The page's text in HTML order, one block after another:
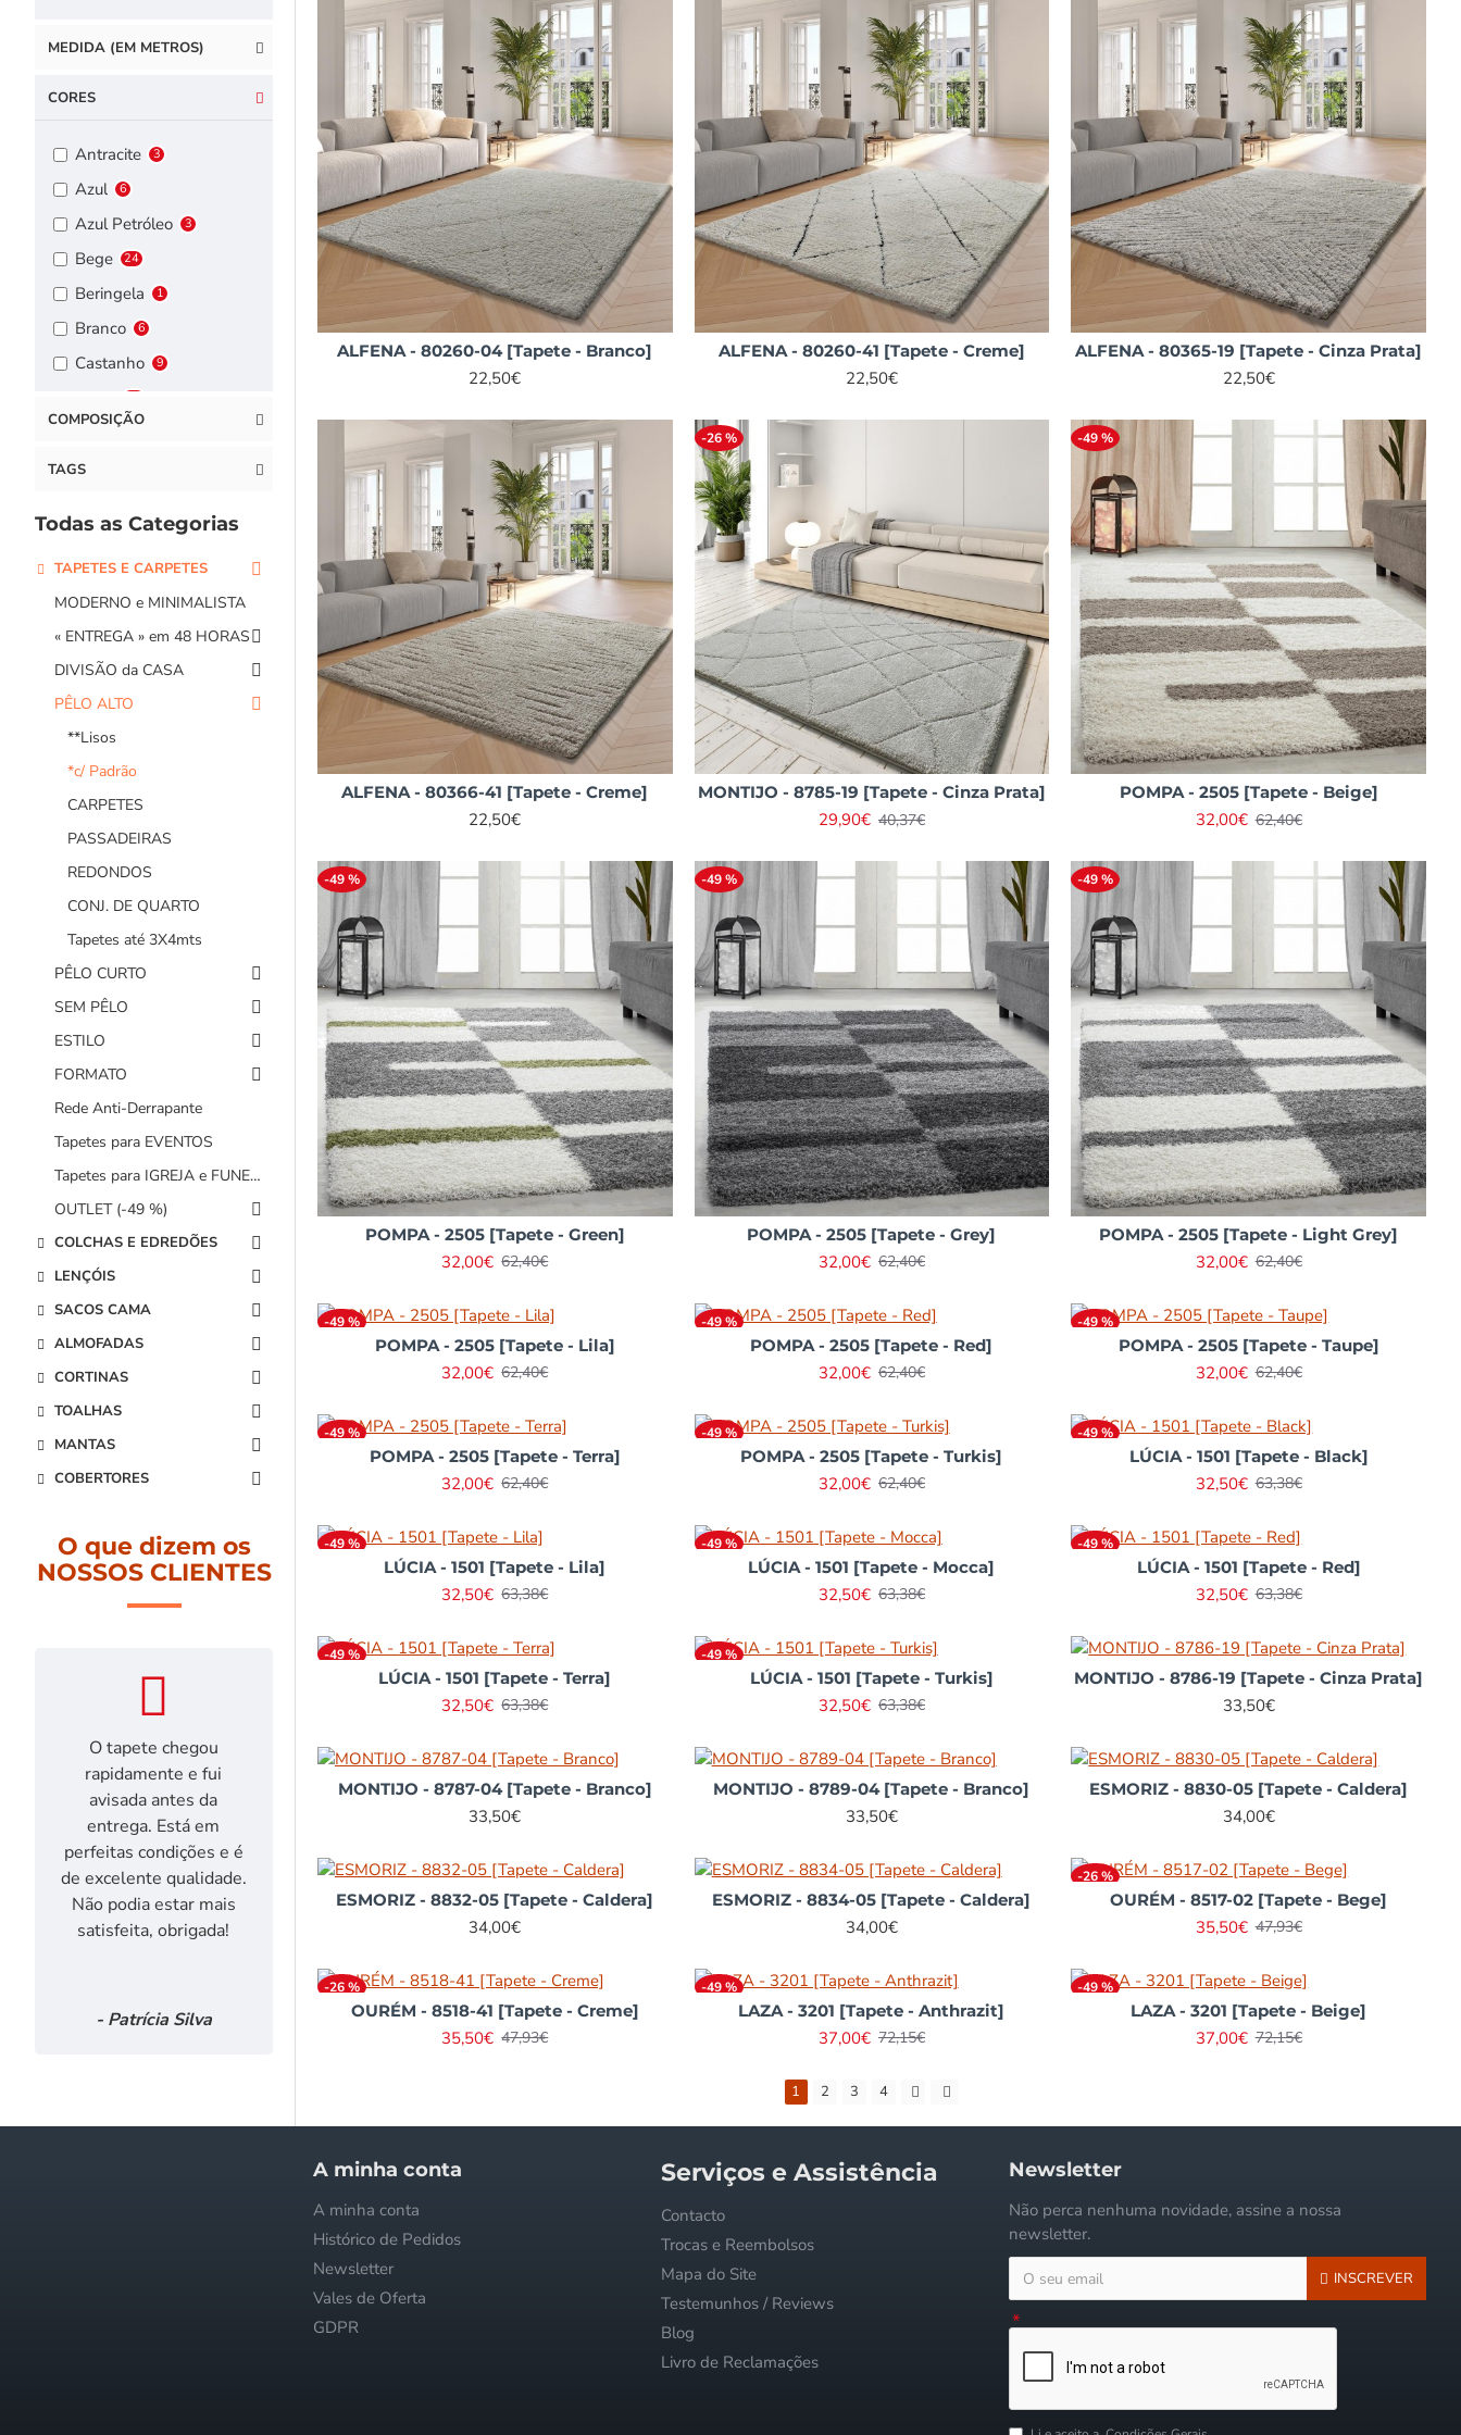
MEDIDA (EM METROS)
CORES
Antracite 3
Azul 6
Azul Petróleo 3
Bege 24
Beringela 1
Branco 6
Castanho 9
Cinza Escuro
Cinza Prata
Laranja 2
Lilás 3
Marfim 3
Mel 1
Multi-Cor 7
Natural
Preto
Rosa 2
Taupe 4
Terra
Verde
COMPOSIÇÃO
TAGS
Todas as Categorias
TAPETES E CARPETES
MODERNO e MINIMALISTA
« ENTREGA » em 48 HORAS
DIVISÃO da CASA
PÊLO ALTO
**Lisos
*c/ Padrão
CARPETES
PASSADEIRAS
REDONDOS
CONJ. DE QUARTO
Tapetes até 3X4mts
PÊLO CURTO
SEM PÊLO
ESTILO
FORMATO
Rede Anti-Derrapante
Tapetes para EVENTOS
Tapetes para IGREJA e FUNERÁRIAS
OUTLET (-49 %)
COLCHAS E EDREDÕES
LENÇÓIS
SACOS CAMA
ALMOFADAS
CORTINAS
TOALHAS
MANTAS
COBERTORES
O que dizem os
NOSSOS CLIENTES
O tapete chegou
rapidamente e fui
avisada antes da
entrega. Está em
perfeitas condições e é
de excelente qualidade.
Não podia estar mais
satisfeita, obrigada!
- Patrícia Silva
Foi a primeira compra
que vos fiz. Rapidez na
entrega (3 dias).
Excelente relação
muito. Obrigada.
- Isabel Pinto
Fiquei muito agradado
com a rapidez com que
resolveu a minha
Óptimo serviço pós
venda.
- Jorge Correia
Primeira compra e.... 5
estrelas. Edredon ainda
mais bonito do que as
qualquer problema em
fazer novas compras.
Demorou algum tempo
O tapete que
encomendei é muito
bonito, superou as
minhas expectativas e
condições. Rapidez e
seriedade. Recomendo!
- Mariana Nogueira
ALFENA - 80260-04 [Tapete - Branco]
22,50€
ALFENA - 80260-41 [Tapete - Creme]
22,50€
ALFENA - 80365-19 [Tapete - Cinza Prata]
22,50€
ALFENA - 80366-41 [Tapete - Creme]
22,50€
-26 %
MONTIJO - 8785-19 [Tapete - Cinza Prata]
29,90€ 40,37€
-49 %
POMPA - 2505 [Tapete - Beige]
32,00€ 62,40€
-49 %
POMPA - 2505 [Tapete - Green]
32,00€ 62,40€
-49 %
POMPA - 2505 [Tapete - Grey]
32,00€ 62,40€
-49 %
POMPA - 2505 [Tapete - Light Grey]
32,00€ 62,40€
-49 %
POMPA - 2505 [Tapete - Lila]
32,00€ 62,40€
-49 %
POMPA - 2505 [Tapete - Red]
32,00€ 62,40€
-49 %
POMPA - 2505 [Tapete - Taupe]
32,00€ 62,40€
-49 %
POMPA - 2505 [Tapete - Terra]
32,00€ 62,40€
-49 %
POMPA - 2505 [Tapete - Turkis]
32,00€ 62,40€
-49 %
LÚCIA - 1501 [Tapete - Black]
32,50€ 63,38€
-49 %
LÚCIA - 1501 [Tapete - Lila]
32,50€ 63,38€
-49 %
LÚCIA - 1501 [Tapete - Mocca]
32,50€ 63,38€
-49 %
LÚCIA - 1501 [Tapete - Red]
32,50€ 63,38€
-49 %
LÚCIA - 1501 [Tapete - Terra]
32,50€ 63,38€
-49 %
LÚCIA - 1501 [Tapete - Turkis]
32,50€ 63,38€
MONTIJO - 8786-19 [Tapete - Cinza Prata]
33,50€
MONTIJO - 8787-04 [Tapete - Branco]
33,50€
MONTIJO - 8789-04 [Tapete - Branco]
33,50€
ESMORIZ - 8830-05 [Tapete - Caldera]
34,00€
ESMORIZ - 8832-05 [Tapete - Caldera]
34,00€
ESMORIZ - 8834-05 [Tapete - Caldera]
34,00€
-26 %
OURÉM - 8517-02 [Tapete - Bege]
35,50€ 47,93€
-26 %
OURÉM - 8518-41 [Tapete - Creme]
35,50€ 47,93€
-49 %
LAZA - 3201 [Tapete - Anthrazit]
37,00€ 72,15€
-49 %
LAZA - 3201 [Tapete - Beige]
37,00€ 72,15€
1 2 3 4
A minha conta
A minha conta
Histórico de Pedidos
Newsletter
Vales de Oferta
GDPR
Serviços e Assistência
Contacto
Trocas e Reembolsos
Mapa do Site
Testemunhos / Reviews
Blog
Livro de Reclamações
Newsletter
Não perca nenhuma novidade, assine a nossa
newsletter.
INSCREVER